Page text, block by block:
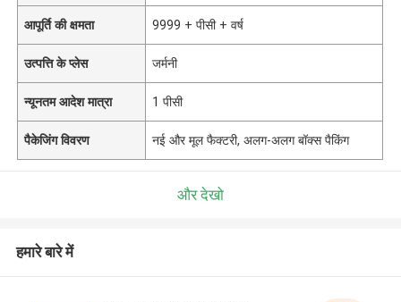
आपूर्ति की क्षमता 9999 + पीसी + वर्ष
उत्पत्ति के प्लेस जर्मनी
न्यूनतम आदेश मात्रा 1 पीसी
पैकेजिंग विवरण नई और मूल फैक्टरी, अलग-अलग बॉक्स पैकिंग
और देखो
हमारे बारे में